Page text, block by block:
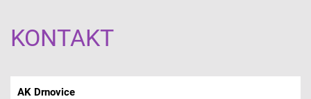
KONTAKT
AK Drnovice